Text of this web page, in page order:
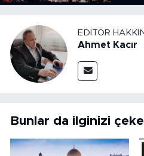
EDITÖR
Ahmet Kacır
Bunlar da ilginizi